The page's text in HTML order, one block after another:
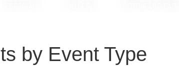
by Event Type